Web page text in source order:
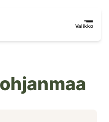
Valikko